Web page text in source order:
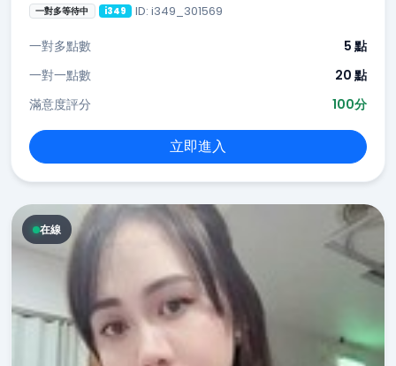
一對多等待中 i349 ID: i349_301569
一對多點數
5 點
一對一點數
20 點
滿意度評分
100分
立即進入
在線